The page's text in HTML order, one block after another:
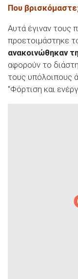
Που
Αυτά έγιναν τους
προετοιμάστηκε
ανακοινώθηκαν
αφορούν το
τους υπόλοιπους
"Φόρτιση και